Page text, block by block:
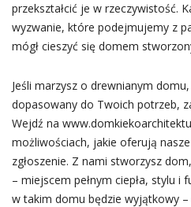
przekształcić je w rzeczywistość.
wyzwanie, które podejmujemy z
mógł cieszyć się domem
Jeśli marzysz o drewnianym
dopasowany do Twoich potrzeb,
Wejdź na
możliwościach, jakie oferują
zgłoszenie. Z nami stworzysz
– miejscem pełnym ciepła, stylu i
w takim domu będzie wyjątkowy